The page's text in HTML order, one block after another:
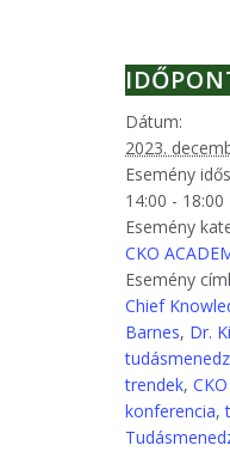
Dátum:
2023.
Esemény
14:00 - 18:00
Esemény
CKO
Esemény
Chief
Barnes, Dr.
trendek,
konferencia,